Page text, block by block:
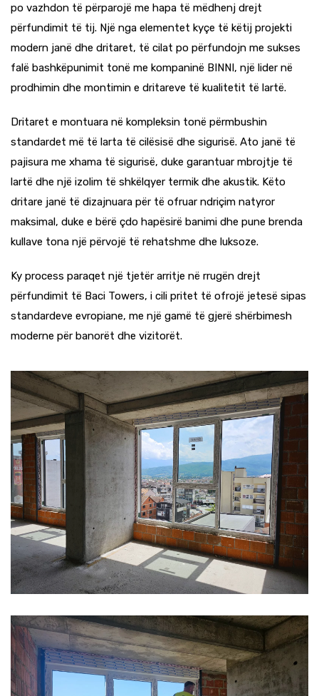
po vazhdon të përparojë me hapa të mëdhenj drejt
përfundimit të tij. Një nga elementet kyçe të këtij projekti
modern janë dhe dritaret, të cilat po përfundojn me sukses
falë bashkëpunimit tonë me kompaninë BINNI, një lider në
prodhimin dhe montimin e dritareve të kualitetit të lartë.
Dritaret e montuara në kompleksin tonë përmbushin
standardet më të larta të cilësisë dhe sigurisë. Ato janë të
pajisura me xhama të sigurisë, duke garantuar mbrojtje të
lartë dhe një izolim të shkëlqyer termik dhe akustik. Këto
dritare janë të dizajnuara për të ofruar ndriçim natyror
maksimal, duke e bërë çdo hapësirë banimi dhe pune brenda
kullave tona një përvojë të rehatshme dhe luksoze.
Ky process paraqet një tjetër arritje në rrugën drejt
përfundimit të Baci Towers, i cili pritet të ofrojë jetesë sipas
standardeve evropiane, me një gamë të gjerë shërbimesh
moderne për banorët dhe vizitorët.